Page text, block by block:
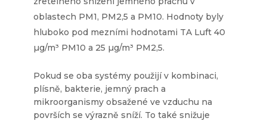
oblastech PM1, PM2,5 a PM10. Hodnoty byly
hluboko pod mezními hodnotami TA Luft 40
µg/m³ PM10 a 25 µg/m³ PM2,5.
Pokud se oba systémy použijí v kombinaci,
plísně, bakterie, jemný prach a
mikroorganismy obsažené ve vzduchu na
površích se výrazně sníží. To také snižuje